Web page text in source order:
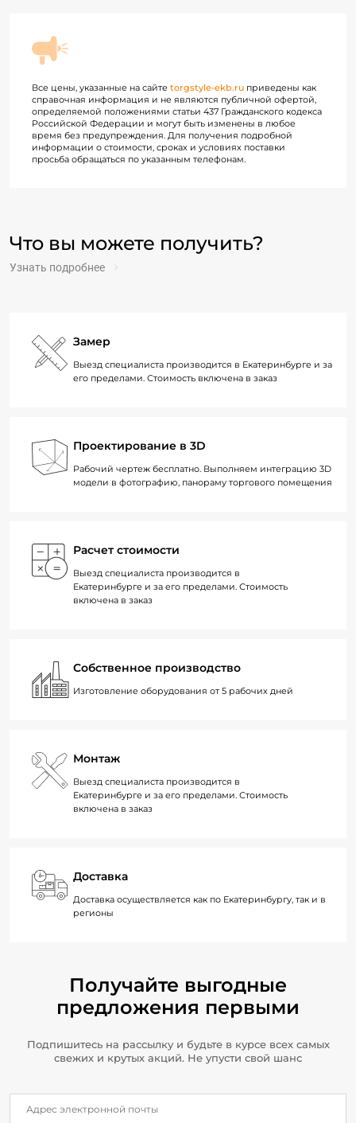
Все цены, указанные на сайте torgstyle-ekb.ru приведены как
справочная информация и не являются публичной офертой,
определяемой положениями статьи 437 Гражданского кодекса
Российской Федерации и могут быть изменены в любое
время без предупреждения. Для получения подробной
информации о стоимости, сроках и условиях поставки
просьба обращаться по указанным телефонам.
Что вы можете получить?
Узнать подробнее
Замер
Выезд специалиста производится в Екатеринбурге и за
его пределами. Стоимость включена в заказ
Проектирование в 3D
Рабочий чертеж бесплатно. Выполняем интеграцию 3D
модели в фотографию, панораму торгового помещения
Расчет стоимости
Выезд специалиста производится в
Екатеринбурге и за его пределами. Стоимость
включена в заказ
Собственное производство
Изготовление оборудования от 5 рабочих дней
Монтаж
Выезд специалиста производится в
Екатеринбурге и за его пределами. Стоимость
включена в заказ
Доставка
Доставка осуществляется как по Екатеринбургу, так и в
регионы
Получайте выгодные
предложения первыми
Подпишитесь на рассылку и будьте в курсе всех самых
свежих и крутых акций. Не упусти свой шанс